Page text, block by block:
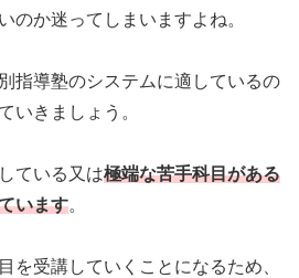
のか迷ってしまいますよね。
指導塾のシステムに適しているの
いきましょう。
ている又は極端な苦手科目がある
います。
を受講していくことになるため、